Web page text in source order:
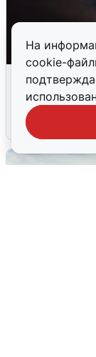
На
cookie-
Взрывы в
тревоги
5 августа